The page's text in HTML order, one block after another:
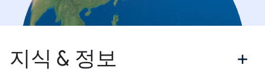
지식 & 정보